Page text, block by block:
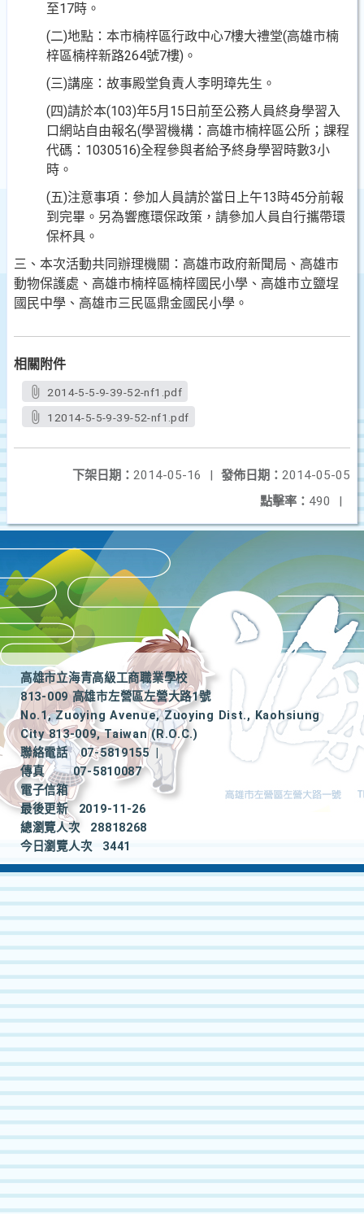
至17時。
(二)地點：本市楠梓區行政中心7樓大禮堂(高雄市楠
梓區楠梓新路264號7樓)。
(三)講座：故事殿堂負責人李明璋先生。
(四)請於本(103)年5月15日前至公務人員終身學習入
口網站自由報名(學習機構：高雄市楠梓區公所；課程
代碼：1030516)全程參與者給予終身學習時數3小
時。
(五)注意事項：參加人員請於當日上午13時45分前報
到完畢。另為響應環保政策，請參加人員自行攜帶環
保杯具。
三、本次活動共同辦理機關：高雄市政府新聞局、高雄市
動物保護處、高雄市楠梓區楠梓國民小學、高雄市立鹽埕
國民中學、高雄市三民區鼎金國民小學。
相關附件
2014-5-5-9-39-52-nf1.pdf
12014-5-5-9-39-52-nf1.pdf
發佈日期： 2014-05-05
下架日期： 2014-05-16
|
點擊率： 490 |
高雄市立海青高級工商職業學校
813-009 高雄市左營區左營大路1號
No.1, Zuoying Avenue, Zuoying Dist., Kaohsiung
City 813-009, Taiwan (R.O.C.)
聯絡電話
07-5819155
|
傳真
07-5810087
電子信箱
最後更新
2019-11-26
總瀏覽人次
28818268
今日瀏覽人次
3441